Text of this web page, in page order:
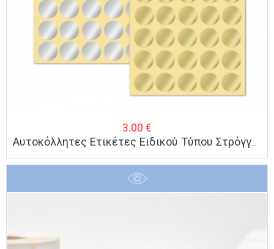
3.00 €
Αυτοκόλλητες Ετικέτες Ειδικού Τύπου Στρόγγυλες Χρυσές Ή Ασημί Πακέτο 40 Φύλλων